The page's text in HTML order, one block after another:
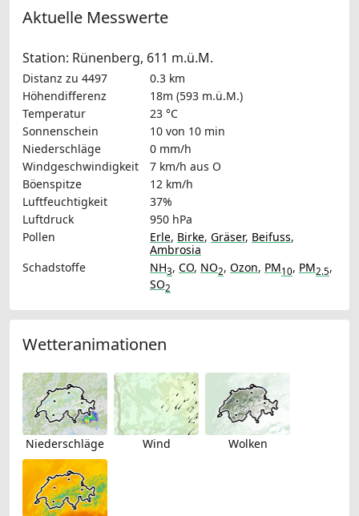
Aktuelle Messwerte
Station: Rünenberg, 611 m.ü.M.
Distanz zu 4497
0.3 km
Höhendifferenz
18m (593 m.ü.M.)
Temperatur
23 °C
Sonnenschein
10 von 10 min
Niederschläge
0 mm/h
Windgeschwindigkeit
7 km/h aus O
Böenspitze
12 km/h
Luftfeuchtigkeit
37%
Luftdruck
950 hPa
Pollen
Erle, Birke, Gräser, Beifuss,
Ambrosia
Schadstoffe
NH3, CO, NO2, Ozon, PM10, PM2.5,
SO2
Wetteranimationen
Niederschläge Wind Wolken